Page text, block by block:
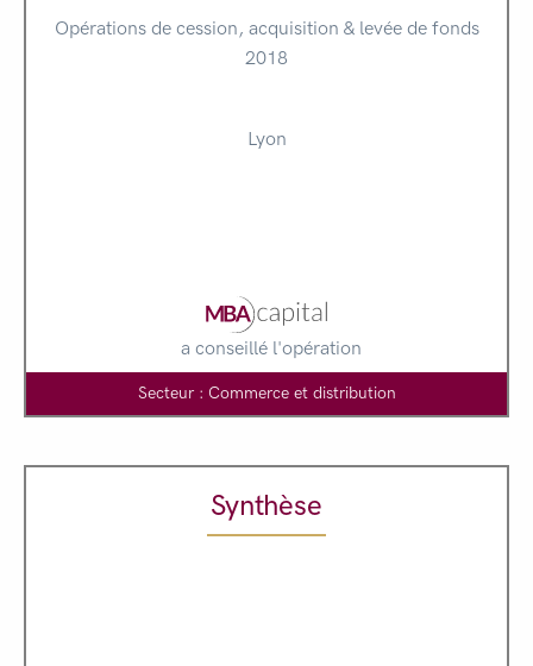
Opérations de cession, acquisition & levée de fonds
2018
Lyon
a conseillé l'opération
Secteur : Commerce et distribution
Synthèse